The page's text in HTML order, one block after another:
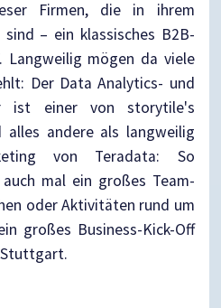
Firmen, die in ihrem
– ein klassisches B2B-
Langweilig mögen da viele
Der Data Analytics- und
ist einer von storytile's
alles andere als langweilig
von Teradata: So
mal ein großes Team-
oder Aktivitäten rund um
großes Business-Kick-Off
Stuttgart.